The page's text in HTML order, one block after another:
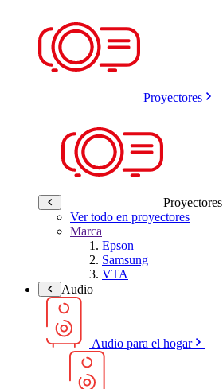
Proyectores
Proyectores
Ver todo en proyectores
Marca
Epson
Samsung
VTA
Audio
Audio para el hogar